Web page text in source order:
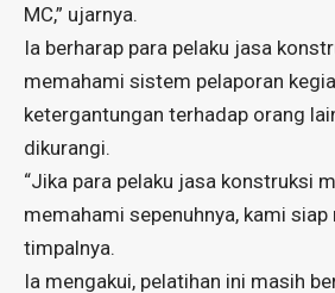
MC,” ujarnya.
Ia berharap para pelaku jasa
memahami sistem pelaporan
ketergantungan terhadap orang
dikurangi.
“Jika para pelaku jasa konstruksi
memahami sepenuhnya, kami siap
timpalnya.
Ia mengakui, pelatihan ini masih